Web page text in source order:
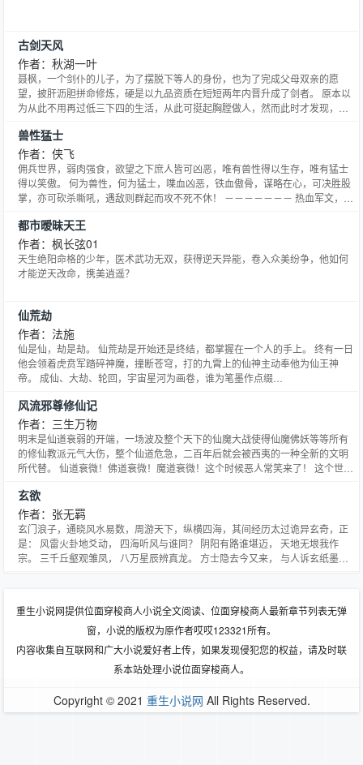
古剑天风
作者：秋湖一叶
聂枫，一个剑仆的儿子，为了摆脱下等人的身份，也为了完成父母双亲的愿
望，披肝沥胆拼命修炼，硬是以九品资质在短短两年内晋升成了剑者。 原本以
为从此不用再过低三下四的生活，从此可挺起胸膛做人，然而此时才发现，在
神，剑圣，剑尊，剑天
兽性猛士
作者：侠飞
佣兵世界，弱肉强食，欲望之下庶人皆可凶恶，唯有兽性得以生存，唯有猛士
得以笑傲。 何为兽性，何为猛士，喋血凶恶，铁血傲骨，谋略在心，可决胜股
掌，亦可砍杀嘶吼，遇敌则群起而攻不死不休！ －－－－－－－ 热血军文，血
都市暧昧天王
作者：枫长弦01
天生绝阳命格的少年，医术武功无双，获得逆天异能，卷入众美纷争，他如何
才能逆天改命，携美逍遥？
仙荒劫
作者：法施
仙是仙，劫是劫。 仙荒劫是开始还是终结，都掌握在一个人的手上。 终有一日
他会领着虎贲军踏碎神魔，撞断苍穹，打的九霄上的仙神主动奉他为仙王神
帝。 成仙、大劫、轮回，宇宙星河为画卷，谁为笔墨作点缀
聊天打屁
风流邪尊修仙记
作者：三生万物
明末是仙道衰弱的开端，一场波及整个天下的仙魔大战使得仙魔佛妖等等所有
的修仙教派元气大伤，整个仙道危急，二百年后就会被西夷的一种全新的文明
所代替。 仙道衰微！佛道衰微！魔道衰微！这个时候恶人常笑来了！ 这个世界
＊＊ 三生出品必属精品 ＊＊＊＊＊＊＊＊ 这是三生的第四本买断书，之前已
经完本三本书，总计五百余万字，其间基本未曾断更过，
玄欲
作者：张无羁
玄门浪子，通晓风水易数，周游天下，纵横四海，其间经历太过诡异玄奇，正
是： 风雷火卦地爻动， 四海听风与谁同？ 阴阳有路谁堪迈， 天地无垠我作
宗。 三千丘壑观雏凤， 八万星辰辨真龙。 方士隐去今又来， 与人诉玄纸墨
重生小说网提供位面穿梭商人小说全文阅读、位面穿梭商人最新章节列表无弹
窗，小说的版权为原作者哎哎123321所有。
内容收集自互联网和广大小说爱好者上传，如果发现侵犯您的权益，请及时联
系本站处理小说位面穿梭商人。
Copyright © 2021 重生小说网 All Rights Reserved.